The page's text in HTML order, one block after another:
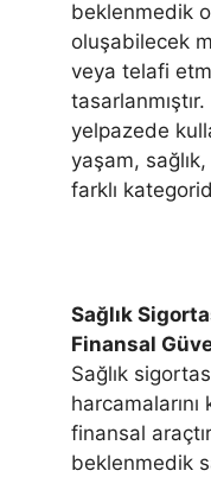
beklenmedik
oluşabilecek
veya telafi
yelpazede
yaşam,
farklı
Sağlık
Finansal
Sağlık
finansal
beklenmedik